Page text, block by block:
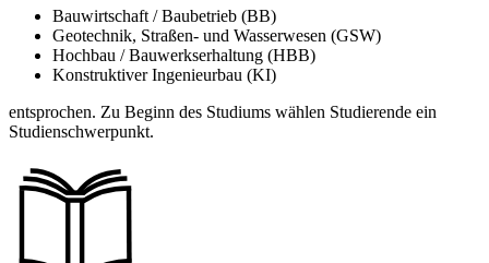
Bauwirtschaft / Baubetrieb (BB)
Geotechnik, Straßen- und Wasserwesen (GSW)
Hochbau / Bauwerkserhaltung (HBB)
Konstruktiver Ingenieurbau (KI)
entsprochen. Zu Beginn des Studiums wählen Studierende ein
Studienschwerpunkt.